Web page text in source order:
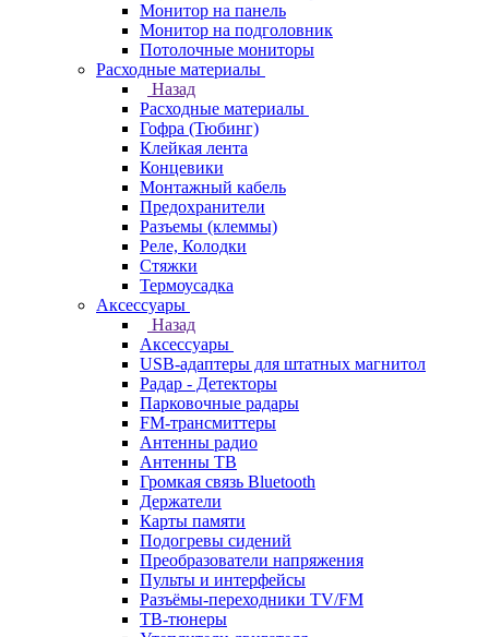
Монитор на панель
Монитор на подголовник
Потолочные мониторы
Расходные материалы
Назад
Расходные материалы
Гофра (Тюбинг)
Клейкая лента
Концевики
Монтажный кабель
Предохранители
Разъемы (клеммы)
Реле, Колодки
Стяжки
Термоусадка
Аксессуары
Назад
Аксессуары
USB-адаптеры для штатных магнитол
Радар - Детекторы
Парковочные радары
FM-трансмиттеры
Антенны радио
Антенны ТВ
Громкая связь Bluetooth
Держатели
Карты памяти
Подогревы сидений
Преобразователи напряжения
Пульты и интерфейсы
Разъёмы-переходники TV/FM
ТВ-тюнеры